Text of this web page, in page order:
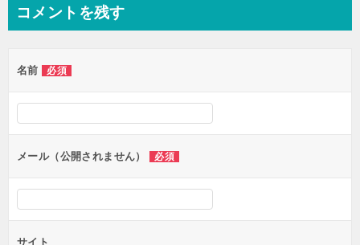
ビ
ー
シ
ン
コメントを残す
名前 必須
メール（公開されません） 必須
サイト